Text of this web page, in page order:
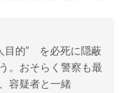
目的” を必死に隠蔽
。おそらく警察も最
容疑者と一緒